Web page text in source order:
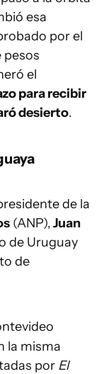
esa
por el
pesos
el
para recibir
desierto.
de la
(ANP),Juan
de Uruguay
de
la misma
por El